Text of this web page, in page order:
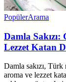
PopülerArama
Damla Sakızı:
Lezzet Katan
Damla sakızı,
aroma ve lezzet